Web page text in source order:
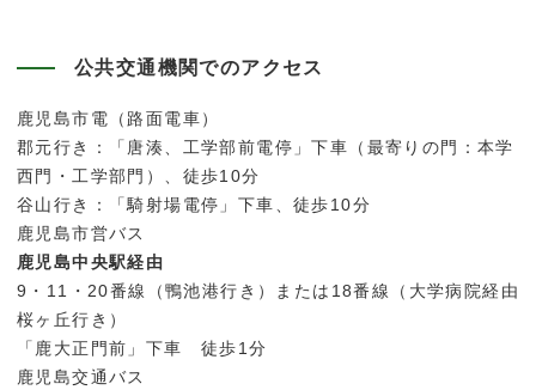
公共交通機関でのアクセス
鹿児島市電（路面電車）
郡元行き：「唐湊、工学部前電停」下車（最寄りの門：本学
西門・工学部門）、徒歩10分
谷山行き：「騎射場電停」下車、徒歩10分
鹿児島市営バス
鹿児島中央駅経由
9・11・20番線（鴨池港行き）または18番線（大学病院経由
桜ヶ丘行き）
「鹿大正門前」下車 徒歩1分
鹿児島交通バス